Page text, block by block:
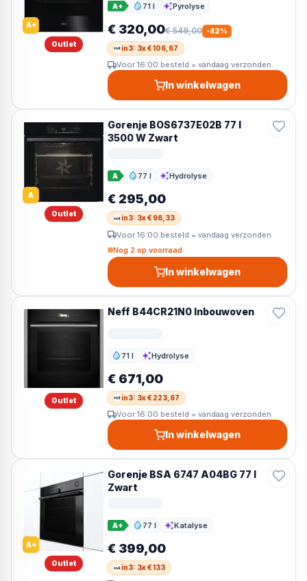
A+
Outlet
A+ 71 l
Inhoud Pyrolyse
Reiniging
€ 320,00€ 549,00 -42%
in3: 3x € 106,67
Voor 16:00 besteld = vandaag verzonden
In winkelwagen
A
Outlet
Gorenje BOS6737E02B 77 l
3500 W Zwart
A 77 l
Inhoud Hydrolyse
Reiniging
€ 295,00
in3: 3x € 98,33
Voor 16:00 besteld = vandaag verzonden
Nog 2 op voorraad
In winkelwagen
Outlet
Neff B44CR21N0 Inbouwoven
71 l
Inhoud Hydrolyse
Reiniging
€ 671,00
in3: 3x € 223,67
Voor 16:00 besteld = vandaag verzonden
In winkelwagen
A+
Outlet
Gorenje BSA 6747 A04BG 77 l
Zwart
A+ 77 l
Inhoud Katalyse
Reiniging
€ 399,00
in3: 3x € 133